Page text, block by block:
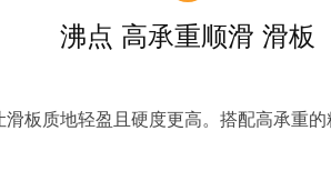
沸点 高承重顺滑 滑板
板质地轻盈且硬度更高。搭配高承重